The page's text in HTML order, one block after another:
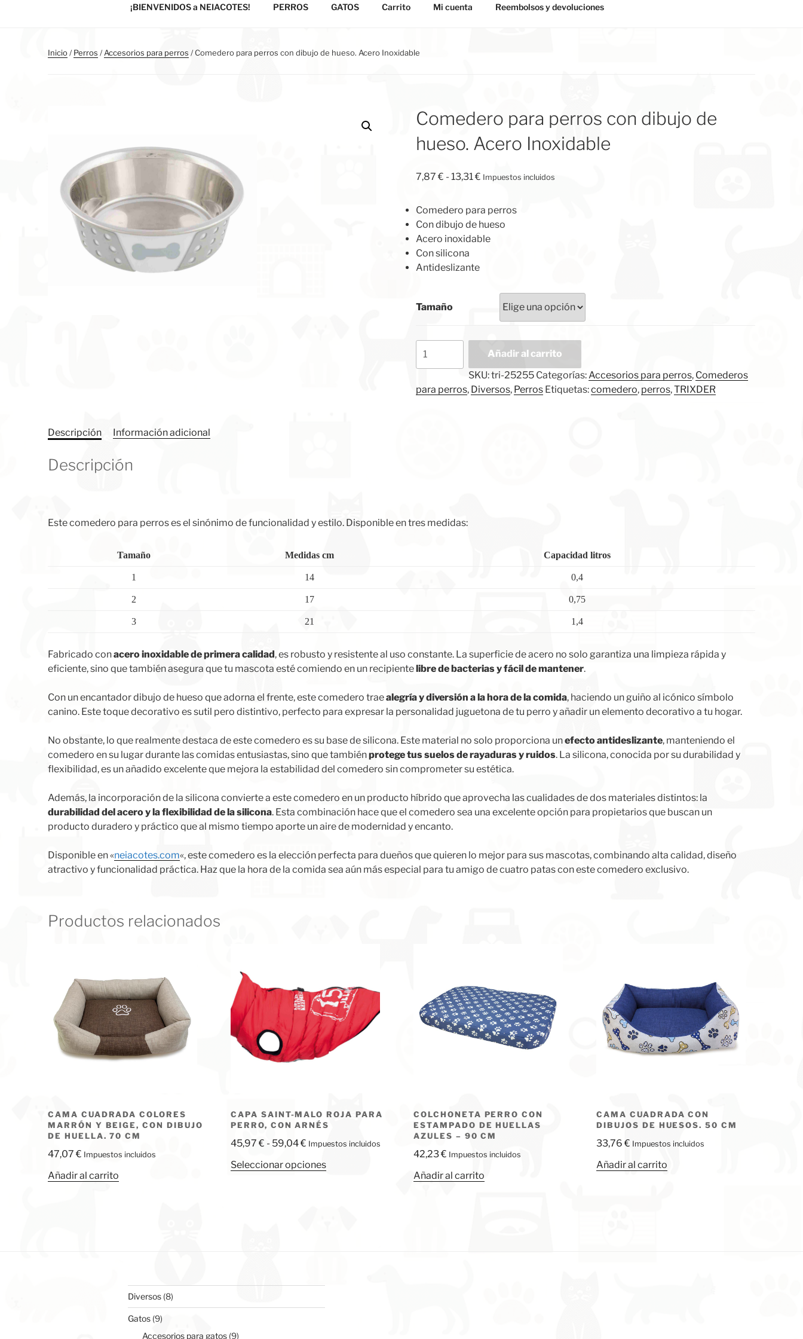
¡BIENVENIDOS a NEIACOTES! PERROS GATOS Carrito Mi cuenta Reembolsos y devoluciones
Inicio/Perros /Accesorios para perros / Comedero para perros con dibujo de hueso. Acero Inoxidable
Comedero para perros con dibujo de
hueso. Acero Inoxidable
7,87€ - 13,31€Rango
desde
7,87 €
Impuestos incluidos
Comedero para perros
Con dibujo de hueso
Acero inoxidable
Con silicona
Antideslizante
Tamaño
para
con
Añadir al carrito
SKU:tri-25255 Categorías: Accesorios para perros, Comederos
para perros, Diversos, Perros Etiquetas:comedero, perros,TRIXDER
Descripción Información adicional
Descripción
Este comedero para perros es el sinónimo de funcionalidad y estilo. Disponible en tres medidas:
Tamaño Medidas cm Capacidad litros
1 14 0,4
2 17 0,75
3 21 1,4
Fabricado conacero inoxidable de primera calidad, es robusto y resistente al uso constante. La superficie de acero no solo garantiza una limpieza rápida y
eficiente, sino que también asegura que tu mascota esté comiendo en un recipientelibre de bacterias y fácil de mantener.
Con un encantador dibujo de hueso que adorna el frente, este comedero traealegría y diversión a la hora de la comida, haciendo un guiño al icónico símbolo
canino. Este toque decorativo es sutil pero distintivo, perfecto para expresar la personalidad juguetona de tu perro y añadir un elemento decorativo a tu hogar.
No obstante, lo que realmente destaca de este comedero es su base de silicona. Este material no solo proporciona unefecto antideslizante, manteniendo el
comedero en su lugar durante las comidas entusiastas, sino que tambiénprotege tus suelos de rayaduras y ruidos. La silicona, conocida por su durabilidad y
flexibilidad, es un añadido excelente que mejora la estabilidad del comedero sin comprometer su estética.
Además, la incorporación de la silicona convierte a este comedero en un producto híbrido que aprovecha las cualidades de dos materiales distintos: la
durabilidad del acero y la flexibilidad de la silicona. Esta combinación hace que el comedero sea una excelente opción para propietarios que buscan un
producto duradero y práctico que al mismo tiempo aporte un aire de modernidad y encanto.
Disponible en «neiacotes.com«, este comedero es la elección perfecta para dueños que quieren lo mejor para sus mascotas, combinando alta calidad, diseño
atractivo y funcionalidad práctica. Haz que la hora de la comida sea aún más especial para tu amigo de cuatro patas con este comedero exclusivo.
Productos relacionados
CAMA CUADRADA COLORES
MARRÓN Y BEIGE, CON DIBUJO
DE HUELLA. 70 CM
47,07€ Impuestos incluidos
Añadir al carrito
CAPA SAINT-MALO ROJA PARA
PERRO, CON ARNÉS
45,97€ - 59,04€ Rango
precios:
Impuestos incluidos
Seleccionar opcionesEste
COLCHONETA PERRO CON
ESTAMPADO DE HUELLAS
AZULES – 90 CM
42,23€ Impuestos incluidos
Añadir al carrito
CAMA CUADRADA CON
DIBUJOS DE HUESOS. 50 CM
33,76€ Impuestos incluidos
Añadir al carrito
Diversos 88
productos
Gatos 99
productos
Accesorios para gatos 99